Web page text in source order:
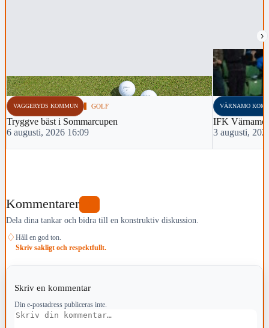
›
VAGGERYDS KOMMUN GOLF
Tryggve bäst i Sommarcupen
6 augusti, 2026 16:09
VÄRNAMO
IFK Värnamo
3 augusti,
Kommentarer
Dela dina tankar och bidra till en konstruktiv diskussion.
♢ Håll en god ton.
Skriv sakligt och respektfullt.
Skriv en kommentar
Din e-postadress publiceras inte.
Kommentar